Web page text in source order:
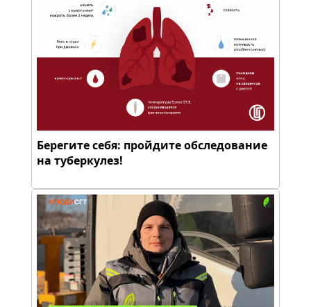
Берегите себя: пройдите обследование
на туберкулез!